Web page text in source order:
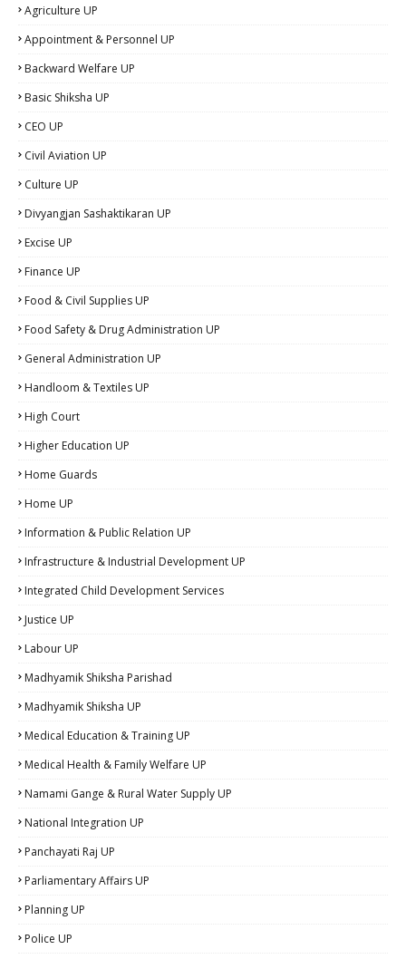
Agriculture UP
Appointment & Personnel UP
Backward Welfare UP
Basic Shiksha UP
CEO UP
Civil Aviation UP
Culture UP
Divyangjan Sashaktikaran UP
Excise UP
Finance UP
Food & Civil Supplies UP
Food Safety & Drug Administration UP
General Administration UP
Handloom & Textiles UP
High Court
Higher Education UP
Home Guards
Home UP
Information & Public Relation UP
Infrastructure & Industrial Development UP
Integrated Child Development Services
Justice UP
Labour UP
Madhyamik Shiksha Parishad
Madhyamik Shiksha UP
Medical Education & Training UP
Medical Health & Family Welfare UP
Namami Gange & Rural Water Supply UP
National Integration UP
Panchayati Raj UP
Parliamentary Affairs UP
Planning UP
Police UP